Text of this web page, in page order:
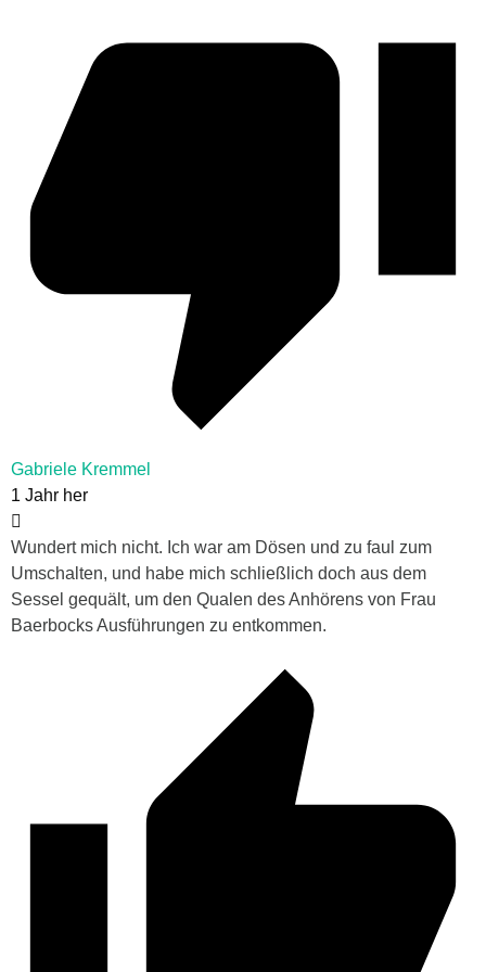
Gabriele Kremmel
1 Jahr her
Wundert mich nicht. Ich war am Dösen und zu faul zum
Umschalten, und habe mich schließlich doch aus dem
Sessel gequält, um den Qualen des Anhörens von Frau
Baerbocks Ausführungen zu entkommen.